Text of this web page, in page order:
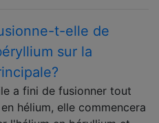
t-elle de
sur la
a fini de fusionner tout
hélium, elle commencera